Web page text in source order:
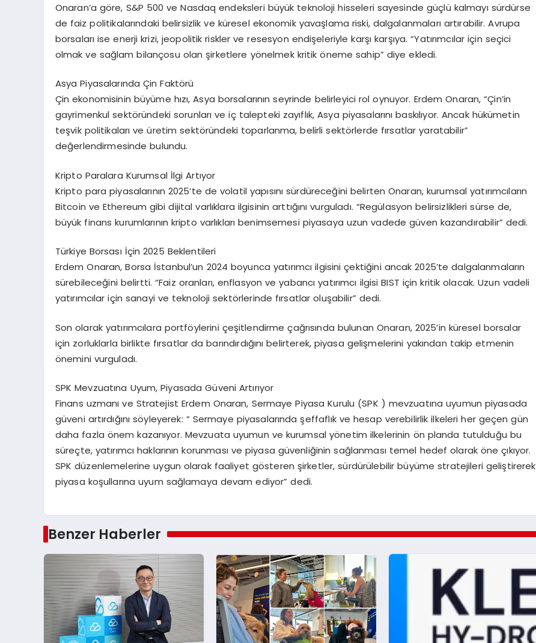
Onaran’a göre, S&P 500 ve Nasdaq endeksleri büyük teknoloji hisseleri sayesinde güçlü kalmayı sürdürse
de faiz politikalarındaki belirsizlik ve küresel ekonomik yavaşlama riski, dalgalanmaları artırabilir. Avrupa
borsaları ise enerji krizi, jeopolitik riskler ve resesyon endişeleriyle karşı karşıya. “Yatırımcılar için seçici
olmak ve sağlam bilançosu olan şirketlere yönelmek kritik öneme sahip” diye ekledi.
Asya Piyasalarında Çin Faktörü
Çin ekonomisinin büyüme hızı, Asya borsalarının seyrinde belirleyici rol oynuyor. Erdem Onaran, “Çin’in
gayrimenkul sektöründeki sorunları ve iç talepteki zayıflık, Asya piyasalarını baskılıyor. Ancak hükümetin
teşvik politikaları ve üretim sektöründeki toparlanma, belirli sektörlerde fırsatlar yaratabilir”
değerlendirmesinde bulundu.
Kripto Paralara Kurumsal İlgi Artıyor
Kripto para piyasalarının 2025’te de volatil yapısını sürdüreceğini belirten Onaran, kurumsal yatırımcıların
Bitcoin ve Ethereum gibi dijital varlıklara ilgisinin arttığını vurguladı. “Regülasyon belirsizlikleri sürse de,
büyük finans kurumlarının kripto varlıkları benimsemesi piyasaya uzun vadede güven kazandırabilir” dedi.
Türkiye Borsası İçin 2025 Beklentileri
Erdem Onaran, Borsa İstanbul’un 2024 boyunca yatırımcı ilgisini çektiğini ancak 2025’te dalgalanmaların
sürebileceğini belirtti. “Faiz oranları, enflasyon ve yabancı yatırımcı ilgisi BIST için kritik olacak. Uzun vadeli
yatırımcılar için sanayi ve teknoloji sektörlerinde fırsatlar oluşabilir” dedi.
Son olarak yatırımcılara portföylerini çeşitlendirme çağrısında bulunan Onaran, 2025’in küresel borsalar
için zorluklarla birlikte fırsatlar da barındırdığını belirterek, piyasa gelişmelerini yakından takip etmenin
önemini vurguladı.
SPK Mevzuatına Uyum, Piyasada Güveni Artırıyor
Finans uzmanı ve Stratejist Erdem Onaran, Sermaye Piyasa Kurulu (SPK ) mevzuatına uyumun piyasada
güveni artırdığını söyleyerek: “ Sermaye piyasalarında şeffaflık ve hesap verebilirlik ilkeleri her geçen gün
daha fazla önem kazanıyor. Mevzuata uyumun ve kurumsal yönetim ilkelerinin ön planda tutulduğu bu
süreçte, yatırımcı haklarının korunması ve piyasa güvenliğinin sağlanması temel hedef olarak öne çıkıyor.
SPK düzenlemelerine uygun olarak faaliyet gösteren şirketler, sürdürülebilir büyüme stratejileri geliştirerek
piyasa koşullarına uyum sağlamaya devam ediyor” dedi.
Benzer Haberler